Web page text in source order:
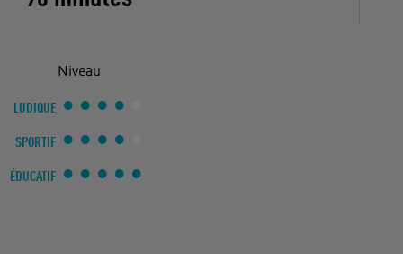
Niveau
LUDIQUE
SPORTIF
ÉDUCATIF